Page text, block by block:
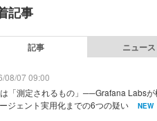
記事
記事 ニュース
08/07 09:00
「測定されるもの」──Grafana Labsが
ジェント実用化までの6つの疑い
NEW